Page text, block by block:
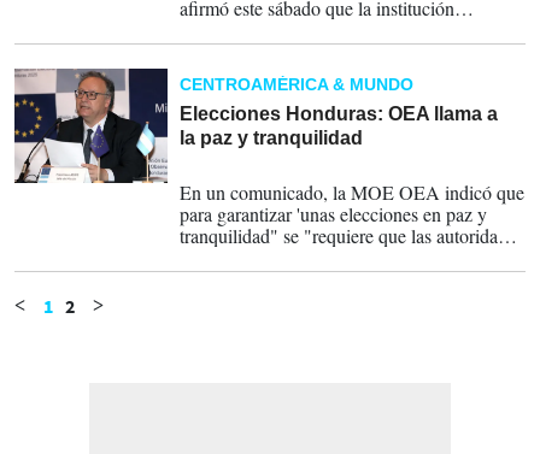
afirmó este sábado que la institución
“limpias y transparentes”.
CENTROAMÉRICA & MUNDO
Elecciones Honduras: OEA llama a
la paz y tranquilidad
En un comunicado, la MOE OEA indicó que
para garantizar 'unas elecciones en paz y
tranquilidad" se "requiere que las autoridades
técnico en los términos que la ley establece.
< 1 2 >